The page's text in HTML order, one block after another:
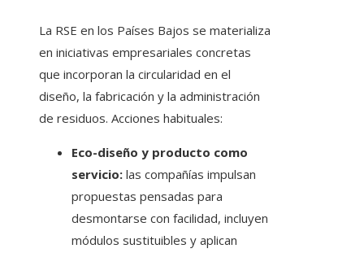
La RSE en los Países Bajos se materializa
en iniciativas empresariales concretas
que incorporan la circularidad en el
diseño, la fabricación y la administración
de residuos. Acciones habituales:
Eco-diseño y producto como
servicio: las compañías impulsan
propuestas pensadas para
desmontarse con facilidad, incluyen
módulos sustituibles y aplican